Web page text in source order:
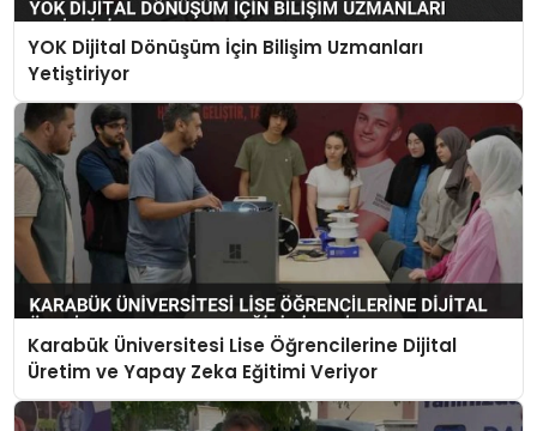
YOK Dijital Dönüşüm İçin Bilişim Uzmanları
Yetiştiriyor
Karabük Üniversitesi Lise Öğrencilerine Dijital
Üretim ve Yapay Zeka Eğitimi Veriyor